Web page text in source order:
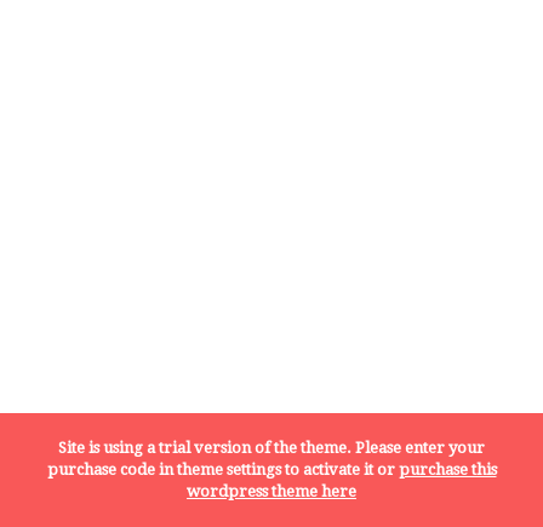
Site is using a trial version of the theme. Please enter your
purchase code in theme settings to activate it or purchase this
wordpress theme here